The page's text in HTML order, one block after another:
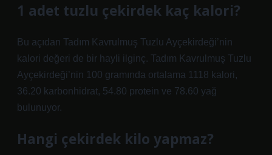
1 adet tuzlu çekirdek kaç kalori?
Bu açıdan Tadım Kavrulmuş Tuzlu Ayçekirdeği’nin
kalori değeri de bir hayli ilginç. Tadım Kavrulmuş Tuzlu
Ayçekirdeği’nin 100 gramında ortalama 1118 kalori,
36.20 karbonhidrat, 54.80 protein ve 78.60 yağ
bulunuyor.
Hangi çekirdek kilo yapmaz?